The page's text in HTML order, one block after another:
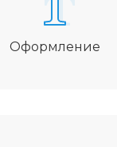
Оформление